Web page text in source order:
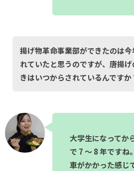
揚げ物革命事業部ができたのは今
れていたと思うのですが、唐揚
きはいつからされているんですか
大学生になってか
で 7 〜 8 年ですね
車がかかった感じ